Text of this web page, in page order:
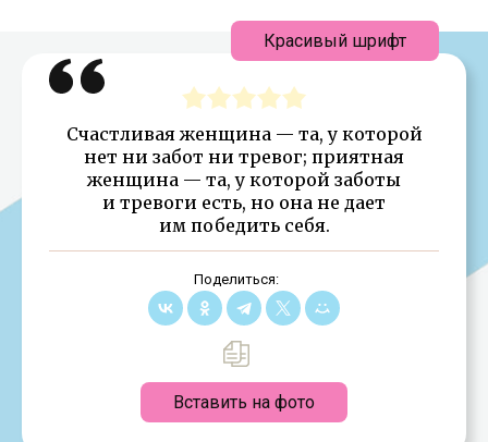
Счастливая женщина — та, у которой
нет ни забот ни тревог; приятная
женщина — та, у которой заботы
и тревоги есть, но она не дает
им победить себя.
Поделиться:
Вставить на фото
Красивый шрифт